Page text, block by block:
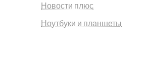
Новости плюс
Ноутбуки и планшеты